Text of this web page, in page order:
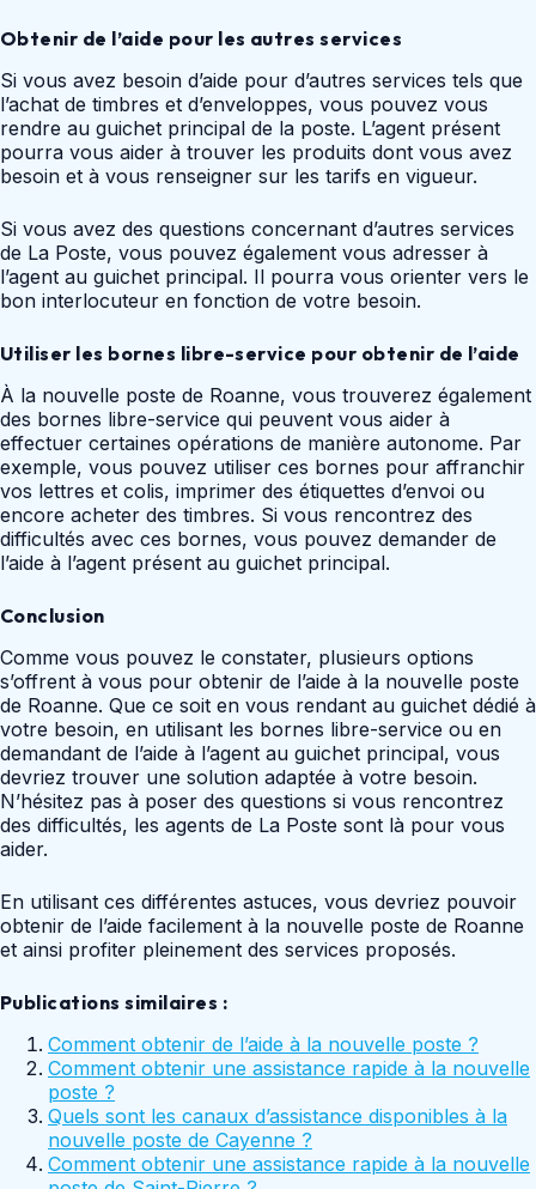
Obtenir de l’aide pour les autres services
Si vous avez besoin d’aide pour d’autres services tels que
l’achat de timbres et d’enveloppes, vous pouvez vous
rendre au guichet principal de la poste. L’agent présent
pourra vous aider à trouver les produits dont vous avez
besoin et à vous renseigner sur les tarifs en vigueur.
Si vous avez des questions concernant d’autres services
de La Poste, vous pouvez également vous adresser à
l’agent au guichet principal. Il pourra vous orienter vers le
bon interlocuteur en fonction de votre besoin.
Utiliser les bornes libre-service pour obtenir de l’aide
À la nouvelle poste de Roanne, vous trouverez également
des bornes libre-service qui peuvent vous aider à
effectuer certaines opérations de manière autonome. Par
exemple, vous pouvez utiliser ces bornes pour affranchir
vos lettres et colis, imprimer des étiquettes d’envoi ou
encore acheter des timbres. Si vous rencontrez des
difficultés avec ces bornes, vous pouvez demander de
l’aide à l’agent présent au guichet principal.
Conclusion
Comme vous pouvez le constater, plusieurs options
s’offrent à vous pour obtenir de l’aide à la nouvelle poste
de Roanne. Que ce soit en vous rendant au guichet dédié à
votre besoin, en utilisant les bornes libre-service ou en
demandant de l’aide à l’agent au guichet principal, vous
devriez trouver une solution adaptée à votre besoin.
N’hésitez pas à poser des questions si vous rencontrez
des difficultés, les agents de La Poste sont là pour vous
aider.
En utilisant ces différentes astuces, vous devriez pouvoir
obtenir de l’aide facilement à la nouvelle poste de Roanne
et ainsi profiter pleinement des services proposés.
Publications similaires :
Comment obtenir de l’aide à la nouvelle poste ?
Comment obtenir une assistance rapide à la nouvelle
poste ?
Quels sont les canaux d’assistance disponibles à la
nouvelle poste de Cayenne ?
Comment obtenir une assistance rapide à la nouvelle